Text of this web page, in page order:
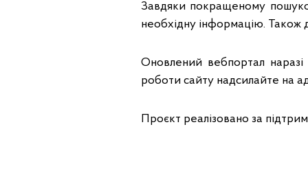
Завдяки покращеному
необхідну інформацію. Також
Оновлений вебпортал
роботи сайту надсилайте на
Проєкт реалізовано за